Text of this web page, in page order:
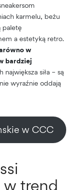
karmelu, beżu
paletę
a estetyką retro.
w
bardziej
największa siła – są
wyraźnie oddają
w CCC
trend